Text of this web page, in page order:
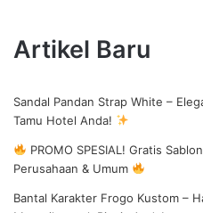
Artikel Baru
Sandal Pandan Strap White –
Tamu Hotel Anda!
PROMO SPESIAL! Gratis
Perusahaan & Umum
Bantal Karakter Frogo Kustom –